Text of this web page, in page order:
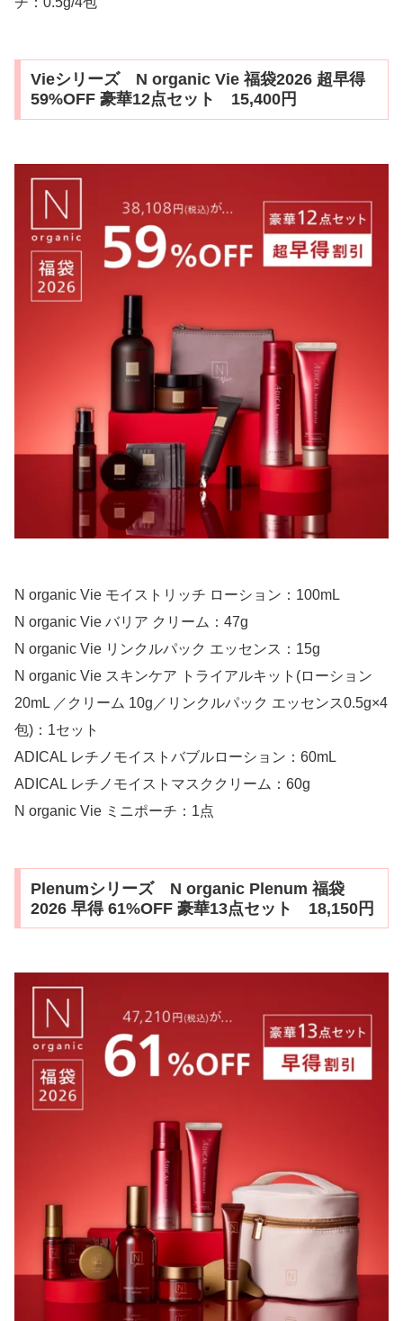
Vieシリーズ N organic Vie 福袋2026 超早得
59%OFF 豪華12点セット 15,400円
N organic Vie モイストリッチ ローション：100mL
N organic Vie バリア クリーム：47g
N organic Vie リンクルパック エッセンス：15g
N organic Vie スキンケア トライアルキット(ローション
20mL ／クリーム 10g／リンクルパック エッセンス0.5g×4
包)：1セット
ADICAL レチノモイストバブルローション：60mL
ADICAL レチノモイストマスククリーム：60g
N organic Vie ミニポーチ：1点
Plenumシリーズ N organic Plenum 福袋
2026 早得 61%OFF 豪華13点セット 18,150円